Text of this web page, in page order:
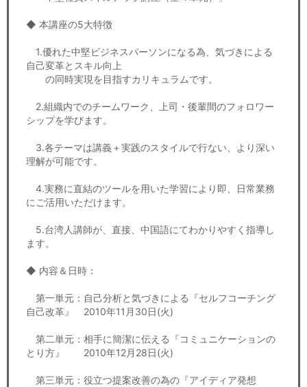
◆ 本講座の5大特徴
1.優れた中堅ビジネスパーソンになる為、気づきによる
自己変革とスキル向上
の同時実現を目指すカリキュラムです。
2.組織内でのチームワーク、上司・後輩間のフォロワー
シップを学びます。
3.各テーマは講義＋実践のスタイルで行ない、より深い
理解が可能です。
4.実務に直結のツールを用いた学習により即、日常業務
にご活用いただけます。
5.台湾人講師が、直接、中国語にてわかりやすく指導し
ます。
◆ 内容＆日時：
第一単元：自己分析と気づきによる『セルフコーチング
自己改革』 2010年11月30日(火)
第二単元：相手に簡潔に伝える『コミュニケーションの
とり方』 2010年12月28日(火)
第三単元：役立つ提案改善の為の『アイディア発想